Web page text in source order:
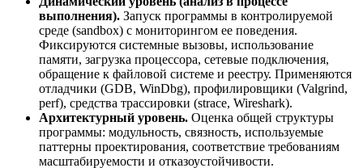
выполнения). Запуск программы в контролируемой
среде (sandbox) с мониторингом ее поведения.
Фиксируются системные вызовы, использование
памяти, загрузка процессора, сетевые подключения,
обращение к файловой системе и реестру. Применяются
отладчики (GDB, WinDbg), профилировщики (Valgrind,
perf), средства трассировки (strace, Wireshark).
Архитектурный уровень. Оценка общей структуры
программы: модульность, связность, используемые
паттерны проектирования, соответствие требованиям
масштабируемости и отказоустойчивости.